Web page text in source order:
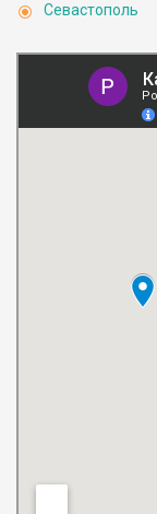
Севастополь